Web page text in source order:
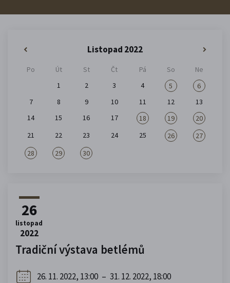
Listopad 2022
Po Út St Čt Pá So
Ne
1
2 3 4 5
6
7
8 9 10 11 12
13
14
15 16 17 18 19
20
21
22 23 24 25 26
27
28
29 30
26
listopad
2022
Tradiční výstava betlémů
26. 11. 2022, 13:00 – 31. 12. 2022, 18:00